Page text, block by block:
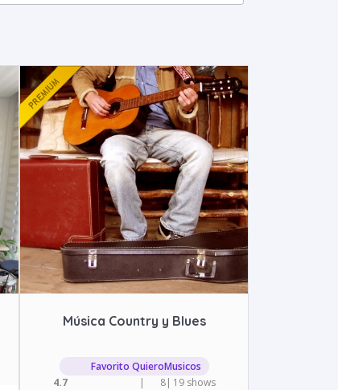
Música Country y Blues
Favorito QuieroMusicos
4.7
| 8| 19 shows